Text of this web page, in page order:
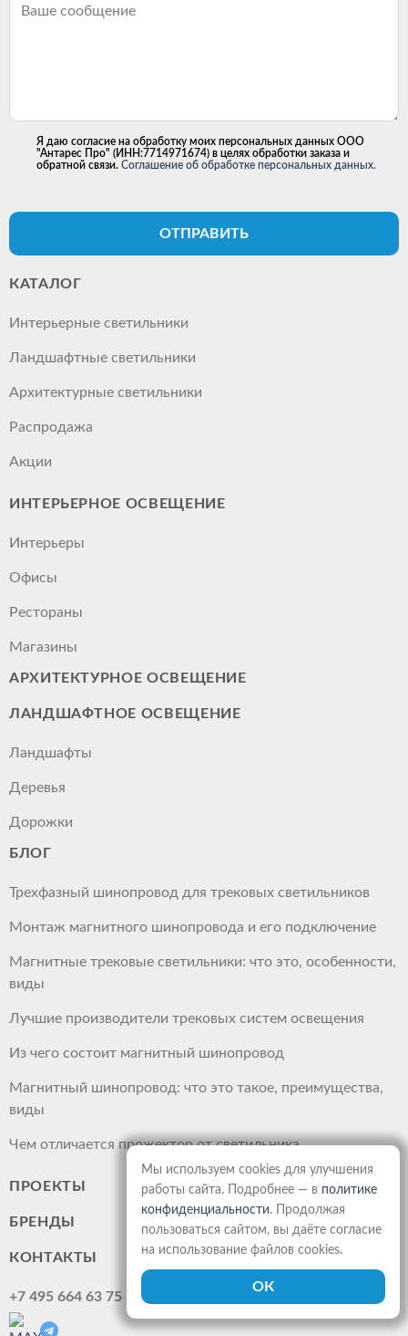
Я даю согласие на обработку моих персональных данных ООО
"Антарес Про" (ИНН:7714971674) в целях обработки заказа и
обратной связи. Соглашение об обработке персональных данных.
ОТПРАВИТЬ
КАТАЛОГ
Интерьерные светильники
Ландшафтные светильники
Архитектурные светильники
Распродажа
Акции
ИНТЕРЬЕРНОЕ ОСВЕЩЕНИЕ
Интерьеры
Офисы
Рестораны
Магазины
АРХИТЕКТУРНОЕ ОСВЕЩЕНИЕ
ЛАНДШАФТНОЕ ОСВЕЩЕНИЕ
Ландшафты
Деревья
Дорожки
БЛОГ
Трехфазный шинопровод для трековых светильников
Монтаж магнитного шинопровода и его подключение
Магнитные трековые светильники: что это, особенности,
виды
Лучшие производители трековых систем освещения
Из чего состоит магнитный шинопровод
Магнитный шинопровод: что это такое, преимущества,
виды
Чем отличается прожектор от светильника
ПРОЕКТЫ
БРЕНДЫ
КОНТАКТЫ
+7 495 664 63 75
Мы используем cookies для улучшения
работы сайта. Подробнее — в политике
конфиденциальности. Продолжая
пользоваться сайтом, вы даёте согласие
на использование файлов cookies.